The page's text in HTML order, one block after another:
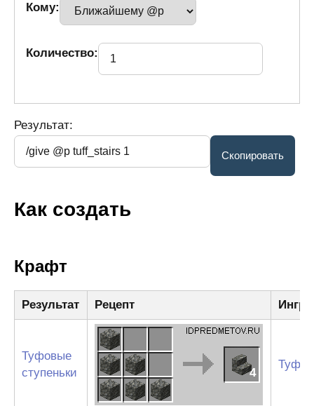
Кому:
Количество:
Результат:
Как создать
Крафт
Результат Рецепт
Туфовые
ступеньки
4
Туф